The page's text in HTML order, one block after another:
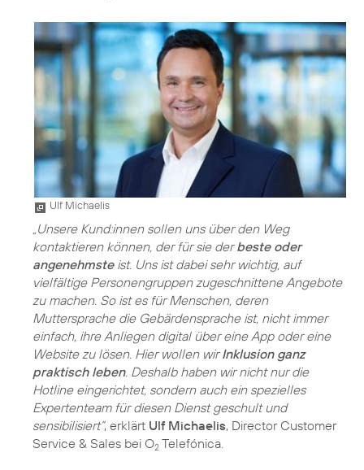
Ulf Michaelis
„Unsere Kund:innen sollen uns über den Weg
kontaktieren können, der für sie derbeste oder
angenehmsteist. Uns ist dabei sehr wichtig, auf
vielfältige Personengruppen zugeschnittene Angebote
zu machen. So ist es für Menschen, deren
Muttersprache die Gebärdensprache ist, nicht immer
einfach, ihre Anliegen digital über eine App oder eine
Website zu lösen. Hier wollen wirInklusion ganz
praktisch leben. Deshalb haben wir nicht nur die
Hotline eingerichtet, sondern auch ein spezielles
Expertenteam für diesen Dienst geschult und
sensibilisiert“, erklärt Ulf Michaelis, Director Customer
Service & Sales bei O2 Telefónica.